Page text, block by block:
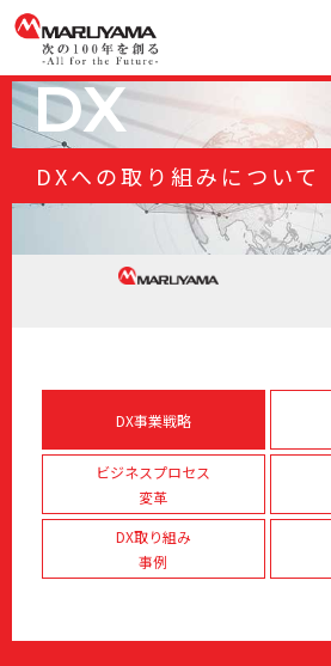
DXへの取り組みについて
DX
DX事業戦略
ビジネスプロセス
変革
DX取り組み
事例